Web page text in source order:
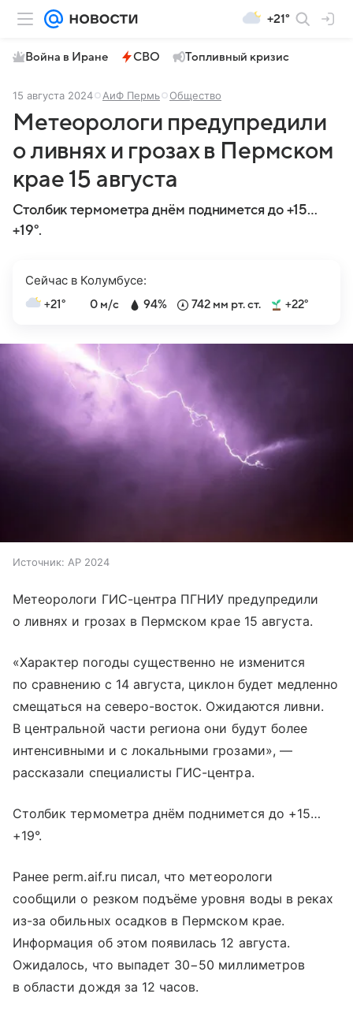
+21°
Война в Иране СВО Топливный кризис
15 августа 2024 АиФ Пермь Общество
Метеорологи предупредили
о ливнях и грозах в Пермском
крае 15 августа
Столбик термометра днём поднимется до +15…
+19°.
Сейчас в Колумбусе:
+21° 0 м/с 94% 742 мм рт. ст. +22°
Источник: AP 2024
Метеорологи ГИС-центра ПГНИУ предупредили
о ливнях и грозах в Пермском крае 15 августа.
«Характер погоды существенно не изменится
по сравнению с 14 августа, циклон будет медленно
смещаться на северо-восток. Ожидаются ливни.
В центральной части региона они будут более
интенсивными и с локальными грозами», —
рассказали специалисты ГИС-центра.
Столбик термометра днём поднимется до +15…
+19°.
Ранее perm.aif.ru писал, что метеорологи
сообщили о резком подъёме уровня воды в реках
из-за обильных осадков в Пермском крае.
Информация об этом появилась 12 августа.
Ожидалось, что выпадет 30−50 миллиметров
в области дождя за 12 часов.